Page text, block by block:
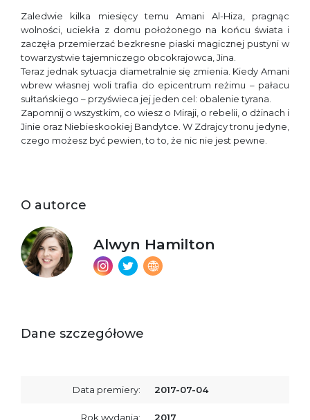
Zaledwie kilka miesięcy temu Amani Al-Hiza, pragnąc
wolności, uciekła z domu położonego na końcu świata i
zaczęła przemierzać bezkresne piaski magicznej pustyni w
towarzystwie tajemniczego obcokrajowca, Jina.
Teraz jednak sytuacja diametralnie się zmienia. Kiedy Amani
wbrew własnej woli trafia do epicentrum reżimu – pałacu
sułtańskiego – przyświeca jej jeden cel: obalenie tyrana.
Zapomnij o wszystkim, co wiesz o Miraji, o rebelii, o dżinach i
Jinie oraz Niebieskookiej Bandytce. W Zdrajcy tronu jedyne,
czego możesz być pewien, to to, że nic nie jest pewne.
O autorce
Alwyn Hamilton
Dane szczegółowe
Data premiery: 2017-07-04
Rok wydania: 2017